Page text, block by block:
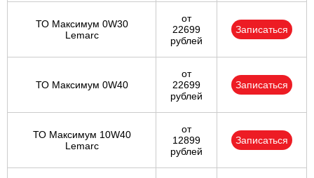
ТО Максимум 0W30
Lemarc
от
22699
рублей
Записаться
ТО Максимум 0W40
от
22699
рублей
Записаться
ТО Максимум 10W40
Lemarc
от
12899
рублей
Записаться